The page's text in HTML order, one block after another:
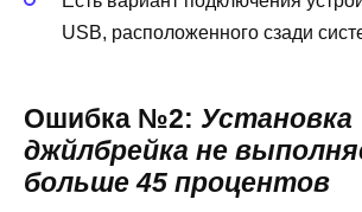
USB, расположенного сзади
Ошибка №2: Установка
джйлбрейка не
больше 45 процентов